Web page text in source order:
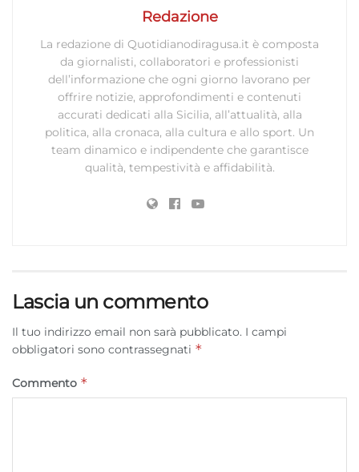
Redazione
La redazione di Quotidianodiragusa.it è composta
da giornalisti, collaboratori e professionisti
dell’informazione che ogni giorno lavorano per
offrire notizie, approfondimenti e contenuti
accurati dedicati alla Sicilia, all’attualità, alla
politica, alla cronaca, alla cultura e allo sport. Un
team dinamico e indipendente che garantisce
qualità, tempestività e affidabilità.
Lascia un commento
Il tuo indirizzo email non sarà pubblicato. I campi
obbligatori sono contrassegnati *
Commento *